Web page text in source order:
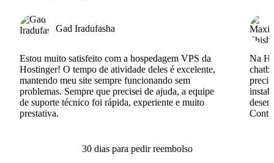
Gad Iradufasha
Estou muito satisfeito com a hospedagem VPS da
Hostinger! O tempo de atividade deles é excelente,
mantendo meu site sempre funcionando sem
problemas. Sempre que precisei de ajuda, a equipe
de suporte técnico foi rápida, experiente e muito
prestativa.
Na
30 dias para pedir reembolso